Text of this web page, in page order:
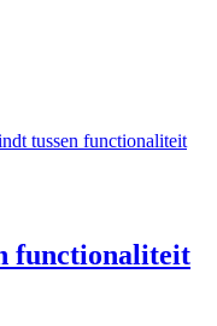
functionaliteit